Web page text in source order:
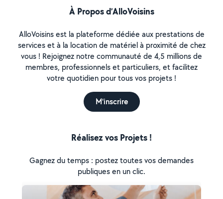
À Propos d’AlloVoisins
AlloVoisins est la plateforme dédiée aux prestations de
services et à la location de matériel à proximité de chez
vous ! Rejoignez notre communauté de 4,5 millions de
membres, professionnels et particuliers, et facilitez
votre quotidien pour tous vos projets !
M'inscrire
Réalisez vos Projets !
Gagnez du temps : postez toutes vos demandes
publiques en un clic.